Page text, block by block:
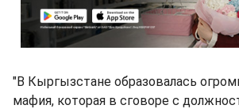
"В Кыргызстане образовалась
мафия, которая в сговоре с